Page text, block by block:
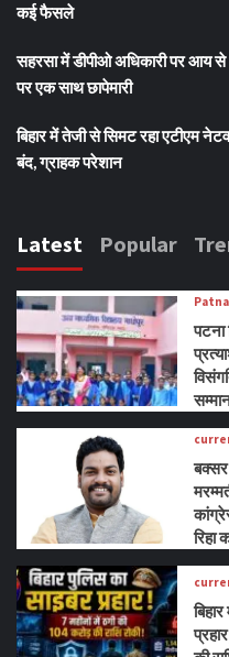
कई फैसले
सहरसा में डीपीओ अधिकारी पर आय से
पर एक साथ छापेमारी
बिहार में तेजी से सिमट रहा एटीएम
बंद, ग्राहक परेशान
Latest Popular
Patna
पटना
रिहा